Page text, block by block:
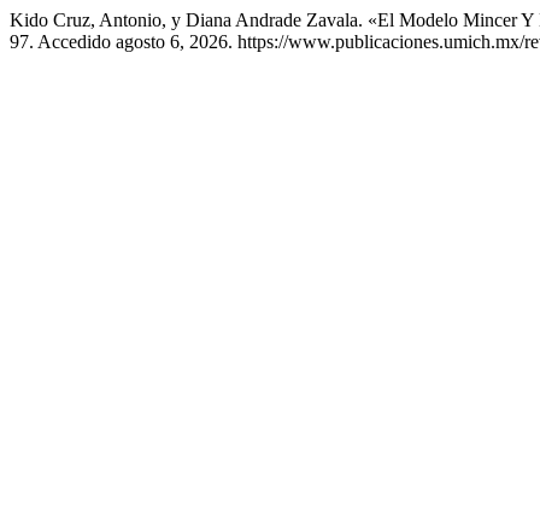
Kido Cruz, Antonio, y Diana Andrade Zavala. «El Modelo Mincer
97. Accedido agosto 6, 2026. https://www.publicaciones.umich.mx/